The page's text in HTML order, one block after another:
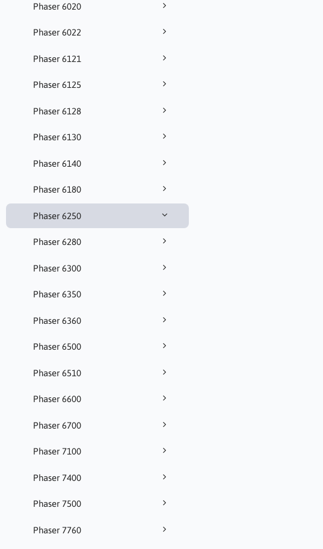
Phaser 6020
Phaser 6022
Phaser 6121
Phaser 6125
Phaser 6128
Phaser 6130
Phaser 6140
Phaser 6180
Phaser 6250
Phaser 6280
Phaser 6300
Phaser 6350
Phaser 6360
Phaser 6500
Phaser 6510
Phaser 6600
Phaser 6700
Phaser 7100
Phaser 7400
Phaser 7500
Phaser 7760